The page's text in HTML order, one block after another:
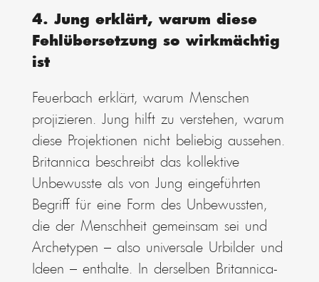
4. Jung erklärt, warum diese
Fehlübersetzung so wirkmächtig
ist
Feuerbach erklärt, warum Menschen
projizieren. Jung hilft zu verstehen, warum
diese Projektionen nicht beliebig aussehen.
Britannica beschreibt das kollektive
Unbewusste als von Jung eingeführten
Begriff für eine Form des Unbewussten,
die der Menschheit gemeinsam sei und
Archetypen – also universale Urbilder und
Ideen – enthalte. In derselben Britannica-